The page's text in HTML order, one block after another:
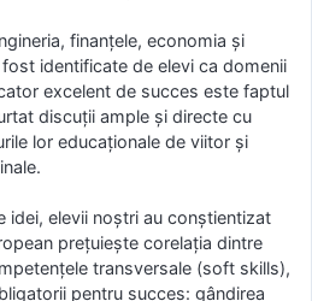
finanțele, economia și
identificate de elevi ca domenii
excelent de succes este faptul
discuții ample și directe cu
lor educaționale de viitor și
idei, elevii noștri au conștientizat
prețuiește corelația dintre
transversale (soft skills),
pentru succes: gândirea